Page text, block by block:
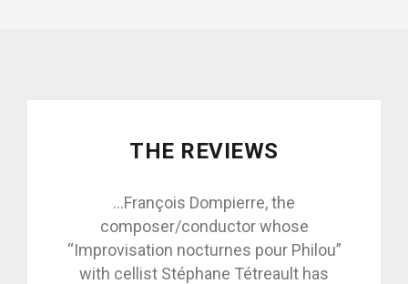
THE REVIEWS
...François Dompierre, the
composer/conductor whose
“Improvisation nocturnes pour Philou”
with cellist Stéphane Tétreault has